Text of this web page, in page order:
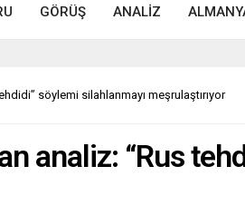
GÖRÜŞ ANALİZ
söylemi silahlanmayı meşrulaştırıyor
analiz: “Rus